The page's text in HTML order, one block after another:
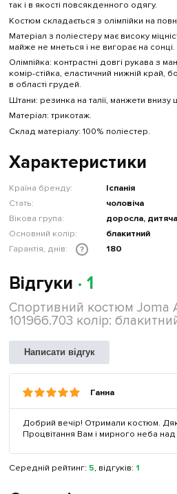
так і в якості повсякденного одягу.
Костюм складається з олімпійки на
Матеріал з поліестеру має високу
майже не мнеться і не вигорає на сонці.
Олімпійка: контрастні довгі рукава з
комір-стійка, еластичний нижній край,
в області грудей.
Штани: резинка на талії, манжети внизу
Матеріал: трикотаж.
Склад матеріалу: 100% поліестер.
Характеристики
Країна бренду:
Іспанія
Стать:
чоловіча
Вікова група:
доросла, дитяча
Основний колір:
блакитний
Гарантія, днів:
? 180
Відгуки · 1
Спортивний костюм Joma
101966.703 колір:
Написати відгук
Ганна
Добрий вечір! Отримали костюм.
Процвітання Вам і мирного неба
Середній рейтинг: 5, відгуків: 1